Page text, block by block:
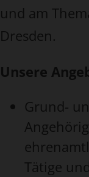
und am
Dresden.
Unsere
Grund-
Tätige